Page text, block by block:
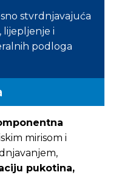
stvrdnjavajuća
lijepljenje i
podloga
mirisom i
pukotina,